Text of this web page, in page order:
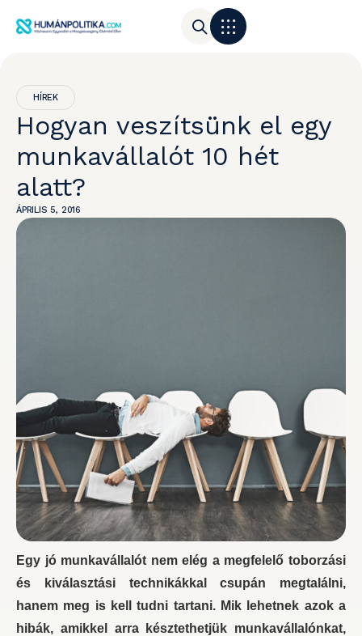
HÍREK
Hogyan veszítsünk el egy
munkavállalót 10 hét
alatt?
ÁPRILIS 5, 2016
Egy jó munkavállalót nem elég a megfelelő toborzási
és kiválasztási technikákkal csupán megtalálni,
hanem meg is kell tudni tartani. Mik lehetnek azok a
hibák, amikkel arra késztethetjük munkavállalónkat,